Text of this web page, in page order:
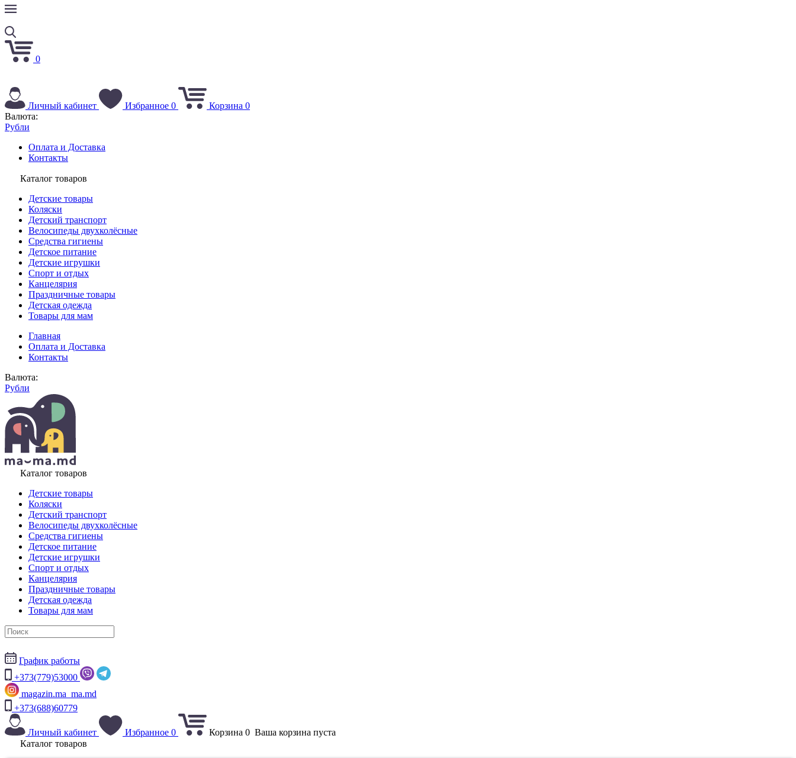
0
Личный кабинет Избранное 0 Корзина 0
Валюта:
Рубли
Оплата и Доставка
Контакты
Каталог товаров
Детские товары
Коляски
Детский транспорт
Велосипеды двухколёсные
Средства гигиены
Детское питание
Детские игрушки
Спорт и отдых
Канцелярия
Праздничные товары
Детская одежда
Товары для мам
Главная
Оплата и Доставка
Контакты
Валюта:
Рубли
Каталог товаров
Детские товары
Коляски
Детский транспорт
Велосипеды двухколёсные
Средства гигиены
Детское питание
Детские игрушки
Спорт и отдых
Канцелярия
Праздничные товары
Детская одежда
Товары для мам
График работы
+373(779)53000
magazin.ma_ma.md
+373(688)60779
Личный кабинет Избранное 0 Корзина 0 Ваша корзина пуста
Каталог товаров